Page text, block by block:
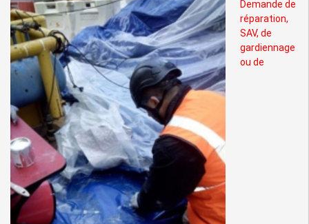
Demande de
réparation,
SAV, de
gardiennage
ou de